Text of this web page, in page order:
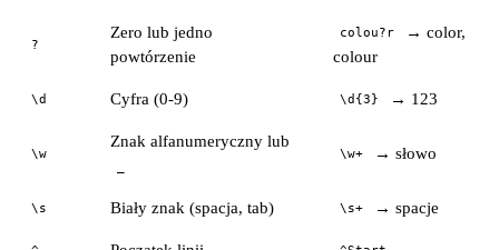
?
Zero lub jedno
powtórzenie
colou?r
→ color,
colour
\d Cyfra (0-9) \d{3} → 123
\w
Znak alfanumeryczny lub
\w+ → słowo
\s Biały znak (spacja, tab) \s+ → spacje